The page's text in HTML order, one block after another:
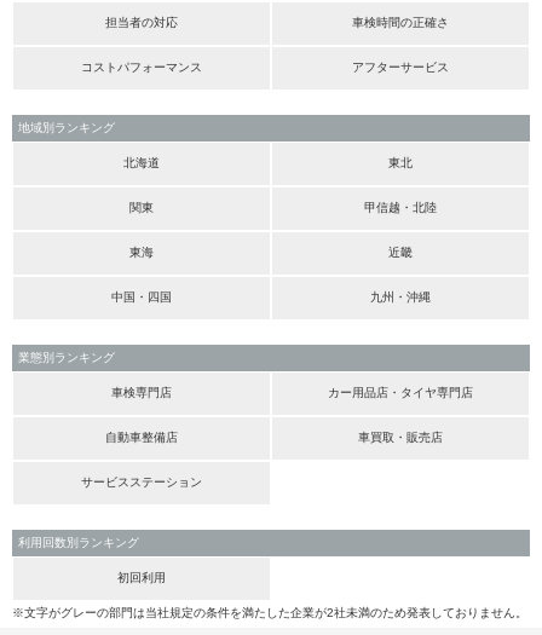
担当者の対応 車検時間の正確さ
コストパフォーマンス アフターサービス
地域別ランキング
北海道 東北
関東 甲信越・北陸
東海 近畿
中国・四国 九州・沖縄
業態別ランキング
車検専門店 カー用品店・タイヤ専門店
自動車整備店 車買取・販売店
サービスステーション
利用回数別ランキング
初回利用
※文字がグレーの部門は当社規定の条件を満たした企業が2社未満のため発表しておりません。